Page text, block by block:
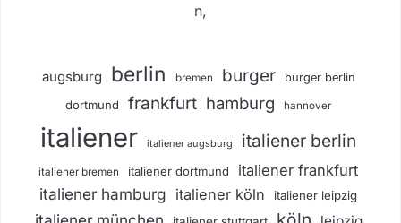
n,
augsburg berlin bremen burger burger berlin
dortmund frankfurt hamburg hannover
italiener italiener augsburg italiener berlin
italiener bremen italiener dortmund italiener frankfurt
italiener hamburg italiener köln italiener leipzig